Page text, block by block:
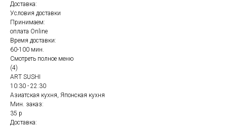
Доставка:
Условия доставки
Принимаем:
оплата Online
Время доставки:
60-100 мин.
Смотреть полное меню
(4)
ART SUSHI
10:30 - 22:30
Азиатская кухня, Японская кухня
Мин. заказ:
35 р
Доставка: